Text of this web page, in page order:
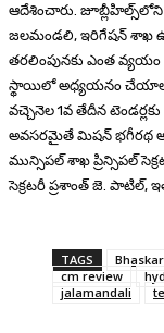
ఆదేశించారు.
జలమండలి, ఇరిగేషన్‌ శాఖ
తరలింపునకు ఎంత వ్యయం
స్థాయిలో అధ్యయనం చేయాలని
వచ్చెనెల 1వ తేదీన
అవసరమైతే మిషన్‌ భగీరథ
మున్సిపల్ శాఖ ప్రిన్సిపల్
సెక్రటరీ ప్రశాంత్ జె. పాటిల్,
TAGS
cm review
jalamandali